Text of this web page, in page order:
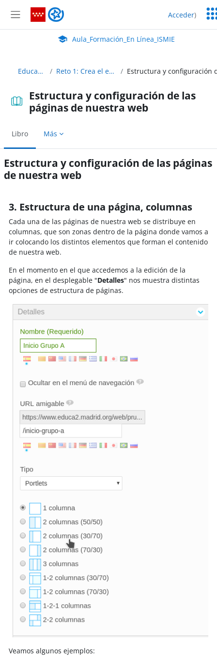
Panel lateral
Aula_Formación_En Línea_ISMIE Acceder)
Aula Virtual de EducaMadrid:
Aula_Formación_En Línea_ISMIE
EducaMadrid10 Reto 1: Crea el espacio para tu blog
Estructura y configuración de las
páginas de nuestra web
Libro Más
Estructura y configuración de las páginas
de nuestra web
3. Estructura de una página, columnas
Cada una de las páginas de nuestra web se distribuye en
columnas, que son zonas dentro de la página donde vamos a
ir colocando los distintos elementos que forman el contenido
de nuestra web.
En el momento en el que accedemos a la edición de la
página, en el desplegable "Detalles" nos muestra distintas
opciones de estructura de páginas.
Veamos algunos ejemplos: